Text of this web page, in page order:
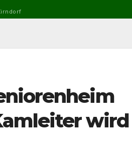
wird